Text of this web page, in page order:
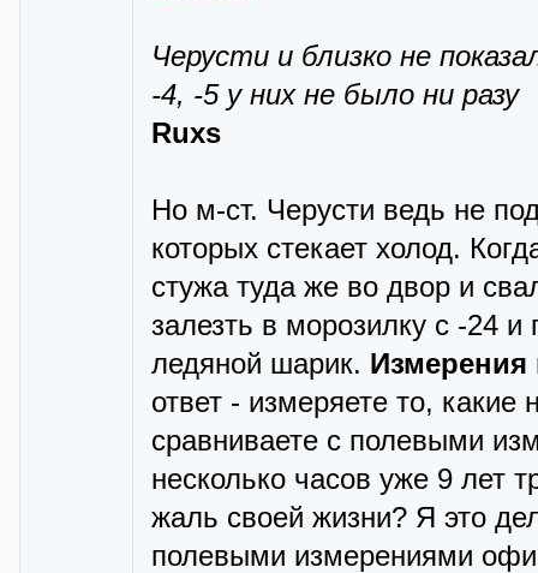
Черусти и близко не
-4, -5 у них не было ни разу
Ruxs
Но м-ст. Черусти ведь не
которых стекает холод.
стужа туда же во двор и
залезть в морозилку с -24
ледяной шарик. Измерения
ответ - измеряете то, какие
сравниваете с полевыми
несколько часов уже 9 лет
жаль своей жизни? Я это
полевыми измерениями